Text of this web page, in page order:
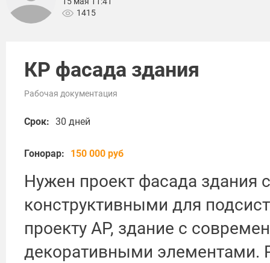
1415
КР фасада здания
Рабочая документация
Срок: 30 дней
Гонорар: 150 000 руб
Нужен проект фасада здания
конструктивными для
проекту АР, здание с
декоративными элементами.